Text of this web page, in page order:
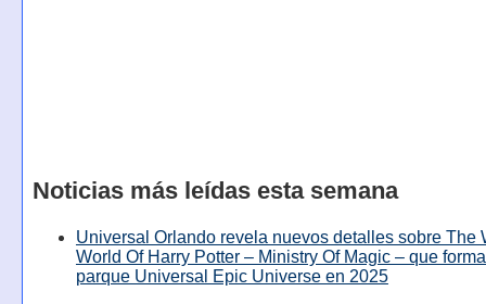
Noticias más leídas esta semana
Universal Orlando revela nuevos detalles sobre The
World Of Harry Potter – Ministry Of Magic – que
parque Universal Epic Universe en 2025